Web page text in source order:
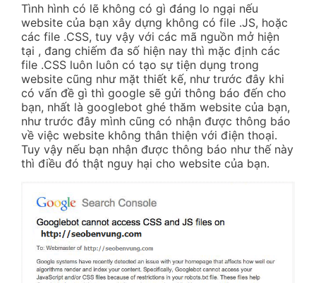
Tình hình có lẽ không có gì đáng lo ngại nếu
website của bạn xây dựng không có file .JS, hoặc
các file .CSS, tuy vậy với các mã nguồn mở hiện
tại , đang chiếm đa số hiện nay thì mặc định các
file .CSS luôn luôn có tạo sự tiện dụng trong
website cũng như mặt thiết kế, như trước đây khi
có vấn đề gì thì google sẽ gửi thông báo đến cho
bạn, nhất là googlebot ghé thăm website của bạn,
như trước đây mình cũng có nhận được thông báo
về việc website không thân thiện với điện thoại.
Tuy vậy nếu bạn nhận được thông báo như thế này
thì điều đó thật nguy hại cho website của bạn.